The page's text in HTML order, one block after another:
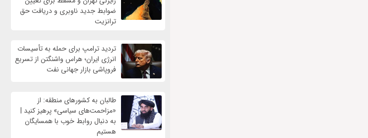
ضوابط جدید ناوبری و دریافت حق
ترانزیت
تردید ترامپ برای حمله به تأسیسات
انرژی ایران؛ هراس واشنگتن از تسریع
فروپاشی بازار جهانی نفت
طالبان به کشورهای منطقه: از
«مزاحمت‌های سیاسی» پرهیز کنید |
به دنبال روابط خوب با همسایگان
هستیم